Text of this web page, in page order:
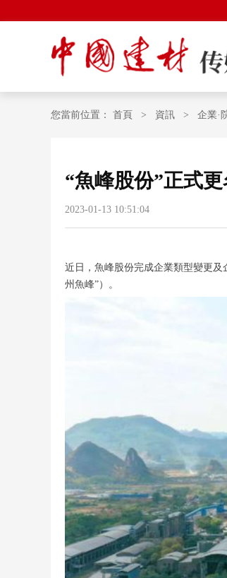
您當前位置： 首頁 > 資訊 > 企業·
“魚峰股份”正式
2023-01-13 10:51:04
近日，魚峰股份完成企業類型變更及
州魚峰”）。